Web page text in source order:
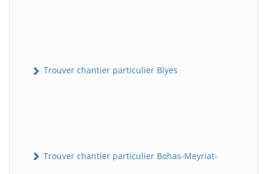
Trouver chantier particulier Blyes
Trouver chantier particulier Bohas-Meyriat-